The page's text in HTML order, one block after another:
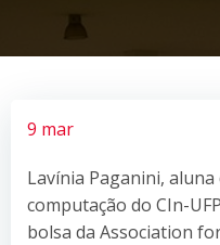
9 mar
Lavínia Paganini, aluna
computação do CIn-
bolsa da Association